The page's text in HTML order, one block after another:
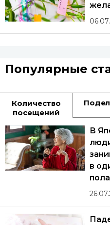
Популярные
Количество
посещений
В
в